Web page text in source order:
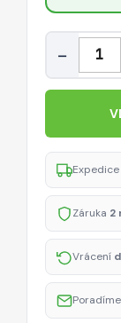
Množství
−
Expedice
Záruka 2
Vrácení
Poradíme